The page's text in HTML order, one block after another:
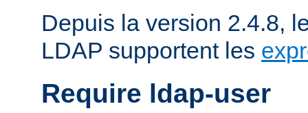
Depuis la version 2.4.8,
LDAP supportent les
Require ldap-user